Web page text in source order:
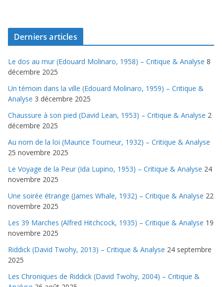
Derniers articles
Le dos au mur (Edouard Molinaro, 1958) – Critique & Analyse 8
décembre 2025
Un témoin dans la ville (Edouard Molinaro, 1959) – Critique &
Analyse 3 décembre 2025
Chaussure à son pied (David Lean, 1953) – Critique & Analyse 2
décembre 2025
Au nom de la loi (Maurice Tourneur, 1932) – Critique & Analyse
25 novembre 2025
Le Voyage de la Peur (Ida Lupino, 1953) – Critique & Analyse 24
novembre 2025
Une soirée étrange (James Whale, 1932) – Critique & Analyse 22
novembre 2025
Les 39 Marches (Alfred Hitchcock, 1935) – Critique & Analyse 19
novembre 2025
Riddick (David Twohy, 2013) – Critique & Analyse 24 septembre
2025
Les Chroniques de Riddick (David Twohy, 2004) – Critique &